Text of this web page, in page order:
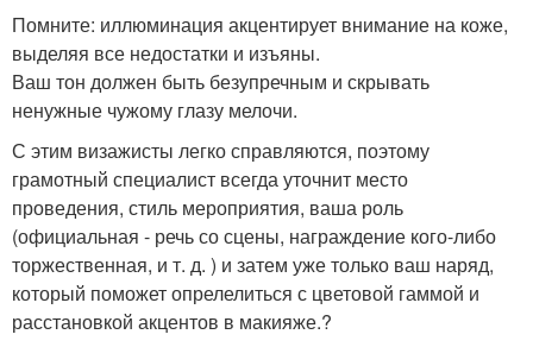
Помните: иллюминация акцентирует внимание на коже,
выделяя все недостатки и изъяны.
Ваш тон должен быть безупречным и скрывать
ненужные чужому глазу мелочи.
С этим визажисты легко справляются, поэтому
грамотный специалист всегда уточнит место
проведения, стиль мероприятия, ваша роль
(официальная - речь со сцены, награждение кого-либо
торжественная, и т. д. ) и затем уже только ваш наряд,
который поможет опрелелиться с цветовой гаммой и
расстановкой акцентов в макияже.?